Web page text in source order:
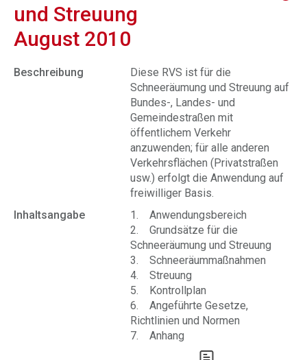
und Streuung
August 2010
Beschreibung
Diese RVS ist für die
Schneeräumung und Streuung auf
Bundes-, Landes- und
Gemeindestraßen mit
öffentlichem Verkehr
anzuwenden; für alle anderen
Verkehrsflächen (Privatstraßen
usw.) erfolgt die Anwendung auf
freiwilliger Basis.
Inhaltsangabe
1. Anwendungsbereich
2. Grundsätze für die
Schneeräumung und Streuung
3. Schneeräummaßnahmen
4. Streuung
5. Kontrollplan
6. Angeführte Gesetze,
Richtlinien und Normen
7. Anhang